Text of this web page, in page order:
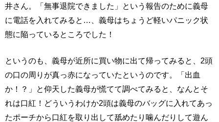
井さん。「無事退院できました」という報告のために義母
に電話を入れてみると…、義母はちょうど軽いパニック状
態に陥っているところでした！
というのも、義母が近所に買い物に出て帰ってみると、2頭
の口の周りが真っ赤になっていたというのです。「出血
か！？」と仰天した義母が慌てて調べてみると、なんとそ
れは口紅！どういうわけか2頭は義母のバッグに入れてあっ
たポーチから口紅を取り出して舐めたり噛んだりして遊ん